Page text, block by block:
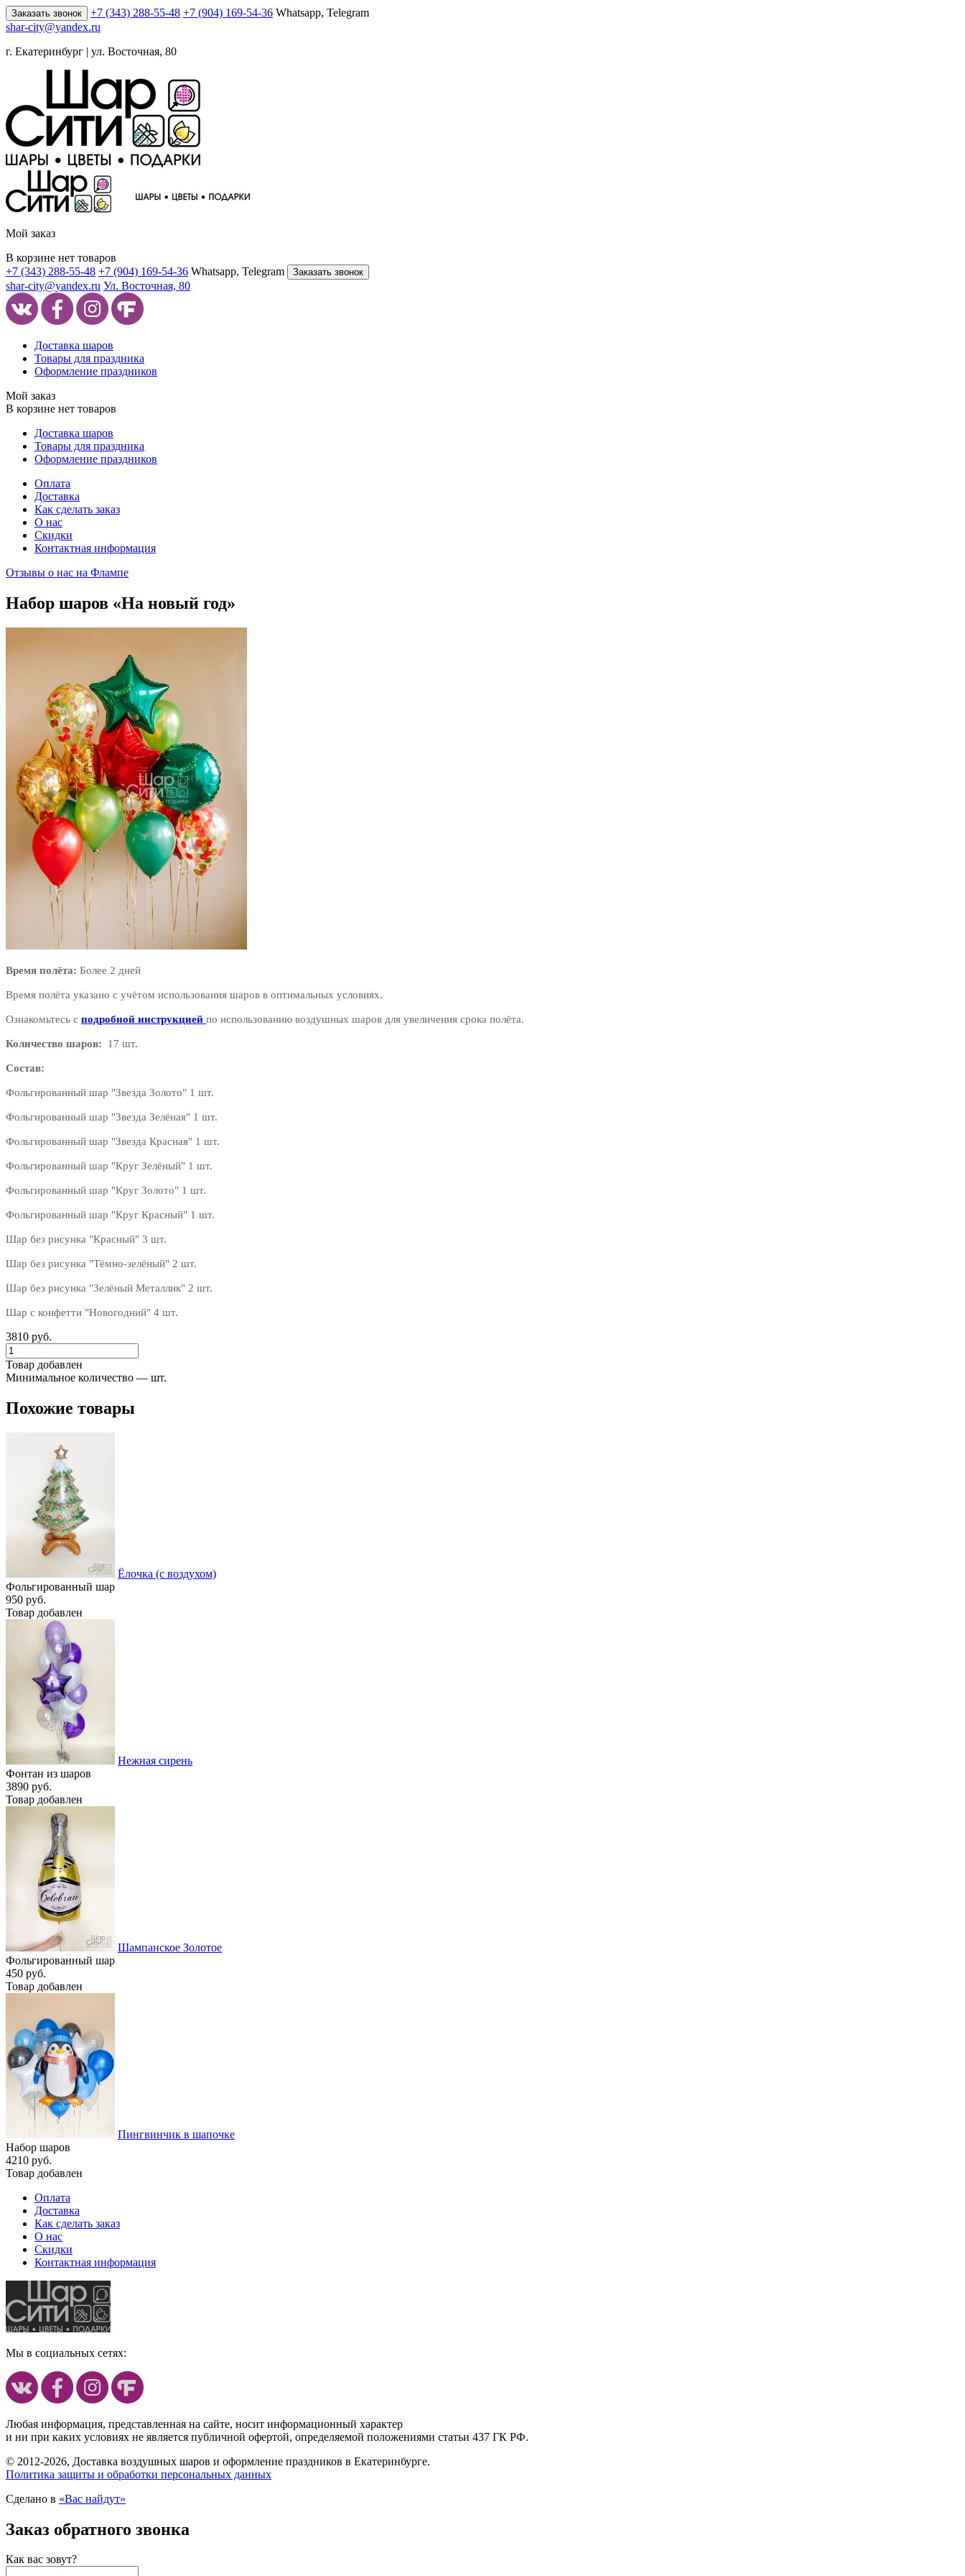
Заказать звонок +7 (343) 288-55-48 +7 (904) 169-54-36 Whatsapp, Telegram
shar-city@yandex.ru
г. Екатеринбург | ул. Восточная, 80
Мой заказ
В корзине нет товаров
+7 (343) 288-55-48 +7 (904) 169-54-36 Whatsapp, Telegram Заказать звонок
shar-city@yandex.ru Ул. Восточная, 80
Доставка шаров
Товары для праздника
Оформление праздников
Мой заказ
В корзине нет товаров
Доставка шаров
Товары для праздника
Оформление праздников
Оплата
Доставка
Как сделать заказ
О нас
Скидки
Контактная информация
Отзывы о нас на Флампе
Набор шаров «На новый год»
Время полёта: Более 2 дней
Время полёта указано с учётом использования шаров в оптимальных условиях.
Ознакомьтесь с подробной инструкцией по использованию воздушных шаров для увеличения срока полёта.
Количество шаров: 17 шт.
Состав:
Фольгированный шар "Звезда Золото" 1 шт.
Фольгированный шар "Звезда Зелёная" 1 шт.
Фольгированный шар "Звезда Красная" 1 шт.
Фольгированный шар "Круг Зелёный" 1 шт.
Фольгированный шар "Круг Золото" 1 шт.
Фольгированный шар "Круг Красный" 1 шт.
Шар без рисунка "Красный" 3 шт.
Шар без рисунка "Тёмно-зелёный" 2 шт.
Шар без рисунка "Зелёный Металлик" 2 шт.
Шар с конфетти "Новогодний" 4 шт.
3810 руб.
Товар добавлен
Минимальное количество — шт.
Похожие товары
Ёлочка (с воздухом)
Фольгированный шар
950 руб.
Товар добавлен
Нежная сирень
Фонтан из шаров
3890 руб.
Товар добавлен
Шампанское Золотое
Фольгированный шар
450 руб.
Товар добавлен
Пингвинчик в шапочке
Набор шаров
4210 руб.
Товар добавлен
Оплата
Доставка
Как сделать заказ
О нас
Скидки
Контактная информация
Мы в социальных сетях:
Любая информация, представленная на сайте, носит информационный характер
и ни при каких условиях не является публичной офертой, определяемой положениями статьи 437 ГК РФ.
© 2012-2026, Доставка воздушных шаров и оформление праздников в Екатеринбурге.
Политика защиты и обработки персональных данных
Сделано в «Вас найдут»
Заказ обратного звонка
Как вас зовут?